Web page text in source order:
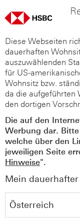
Diese Webseiten
dauerhaften
auszuwählenden
für US-
Wohnsitz bzw.
da die aufgeführten
den dortigen
Die auf den
Werbung dar.
welche über den
jeweiligen Seite
Hinweise".
Mein